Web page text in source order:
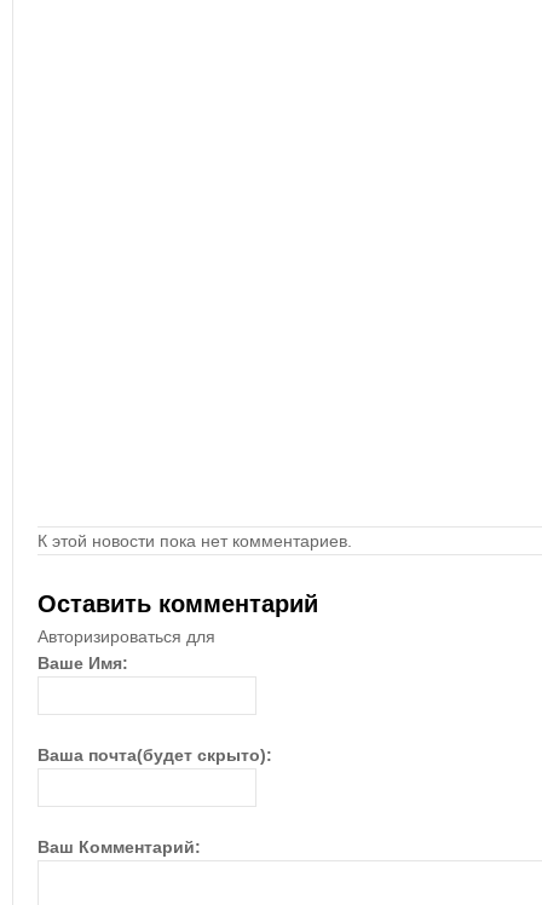
К этой новости пока нет комментариев.
Оставить комментарий
Авторизироваться для
Ваше Имя:
Ваша почта(будет скрыто):
Ваш Комментарий: